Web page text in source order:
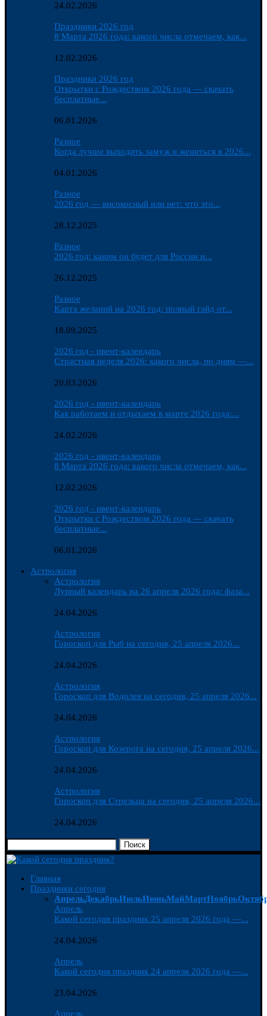
24.02.2026
Праздники 2026 год
8 Марта 2026 года: какого числа отмечаем, как...
12.02.2026
Праздники 2026 год
Открытки с Рождеством 2026 года — скачать
бесплатные...
06.01.2026
Разное
Когда лучше выходить замуж и жениться в 2026...
04.01.2026
Разное
2026 год — високосный или нет: что это...
28.12.2025
Разное
2026 год: каким он будет для России и...
26.12.2025
Разное
Карта желаний на 2026 год: полный гайд от...
18.09.2025
2026 год - ивент-календарь
Страстная неделя 2026: какого числа, по дням —...
20.03.2026
2026 год - ивент-календарь
Как работаем и отдыхаем в марте 2026 года:...
24.02.2026
2026 год - ивент-календарь
8 Марта 2026 года: какого числа отмечаем, как...
12.02.2026
2026 год - ивент-календарь
Открытки с Рождеством 2026 года — скачать
бесплатные...
06.01.2026
Астрология
Астрология
Лунный календарь на 26 апреля 2026 года: фаза...
24.04.2026
Астрология
Гороскоп для Рыб на сегодня, 25 апреля 2026...
24.04.2026
Астрология
Гороскоп для Водолея на сегодня, 25 апреля 2026...
24.04.2026
Астрология
Гороскоп для Козерога на сегодня, 25 апреля 2026...
24.04.2026
Астрология
Гороскоп для Стрельца на сегодня, 25 апреля 2026...
24.04.2026
Поиск
Главная
Праздники сегодня
АпрельДекабрьИюльИюньМайМартНоябрь
Апрель
Какой сегодня праздник 25 апреля 2026 года —...
24.04.2026
Апрель
Какой сегодня праздник 24 апреля 2026 года —...
23.04.2026
Апрель